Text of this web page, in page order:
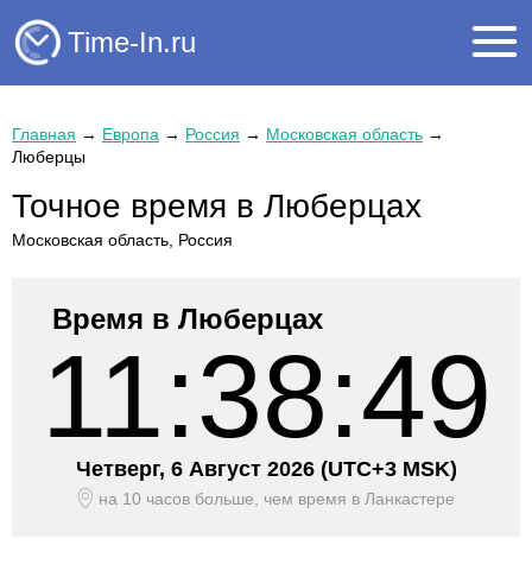
Time-In.ru
Главная → Европа → Россия → Московская область →
Люберцы
Точное время в Люберцах
Московская область, Россия
Время в Люберцах
11:38:49
Четверг, 6 Август 2026 (UTC+3 MSK)
на 10 часов больше, чем время в Ланкастере